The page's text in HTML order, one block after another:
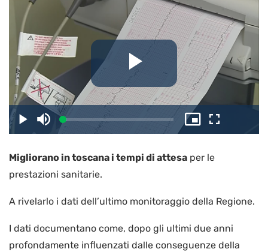
il
video
PlayDisattiva
l’audio
Caricato:
3.69%
Picture-
in-
Schermo
intero
Migliorano in toscana i tempi di attesa per le
prestazioni sanitarie.
A rivelarlo i dati dell’ultimo monitoraggio della Regione.
I dati documentano come, dopo gli ultimi due anni
profondamente influenzati dalle conseguenze della